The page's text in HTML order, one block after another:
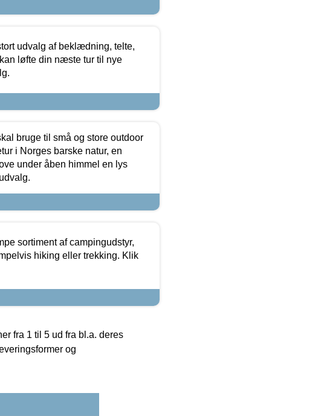
udvalg af beklædning, telte,
løfte din næste tur til nye
bruge til små og store outdoor
i Norges barske natur, en
under åben himmel en lys
sortiment af campingudstyr,
hiking eller trekking. Klik
fra 1 til 5 ud fra bl.a. deres
og